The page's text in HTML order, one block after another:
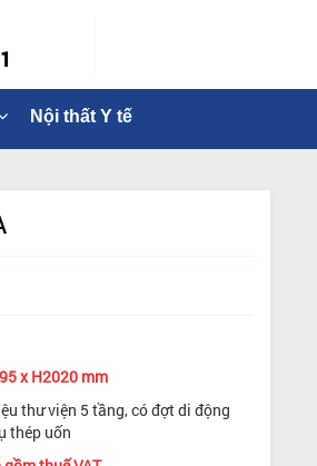
Nội thất Y tế
x H2020 mm
thư viện 5 tầng, có đợt di động
thép uốn